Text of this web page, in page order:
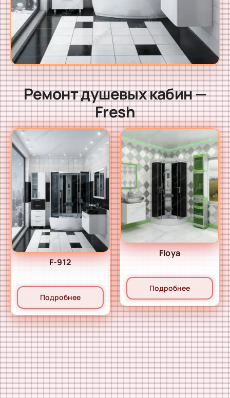
Ремонт душевых кабин —
Fresh
F-912
Подробнее
Floya
Подробнее